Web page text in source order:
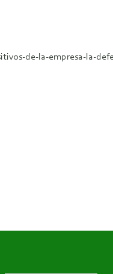
de-la-empresa-la-